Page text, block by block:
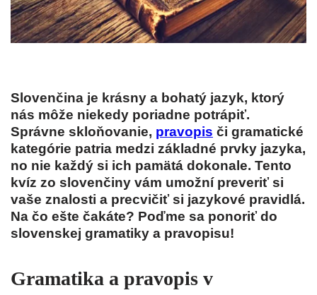
Slovenčina je krásny a bohatý jazyk, ktorý
nás môže niekedy poriadne potrápiť.
Správne skloňovanie, pravopis či gramatické
kategórie patria medzi základné prvky jazyka,
no nie každý si ich pamätá dokonale. Tento
kvíz zo slovenčiny vám umožní preveriť si
vaše znalosti a precvičiť si jazykové pravidlá.
Na čo ešte čakáte? Poďme sa ponoriť do
slovenskej gramatiky a pravopisu!
Gramatika a pravopis v